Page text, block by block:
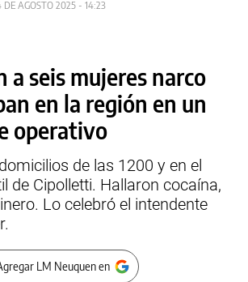
DE AGOSTO 2025 - 14:23
a seis mujeres narco
en la región en un
operativo
de las 1200 y en el
de Cipolletti. Hallaron cocaína,
Lo celebró el intendente
LM Neuquen en